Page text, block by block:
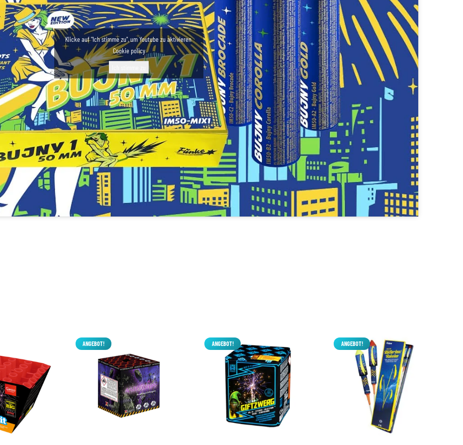
Klicke auf "Ich stimme zu", um Youtube zu aktivieren
Cookie policy
ANGEBOT! ANGEBOT! ANGEBOT!